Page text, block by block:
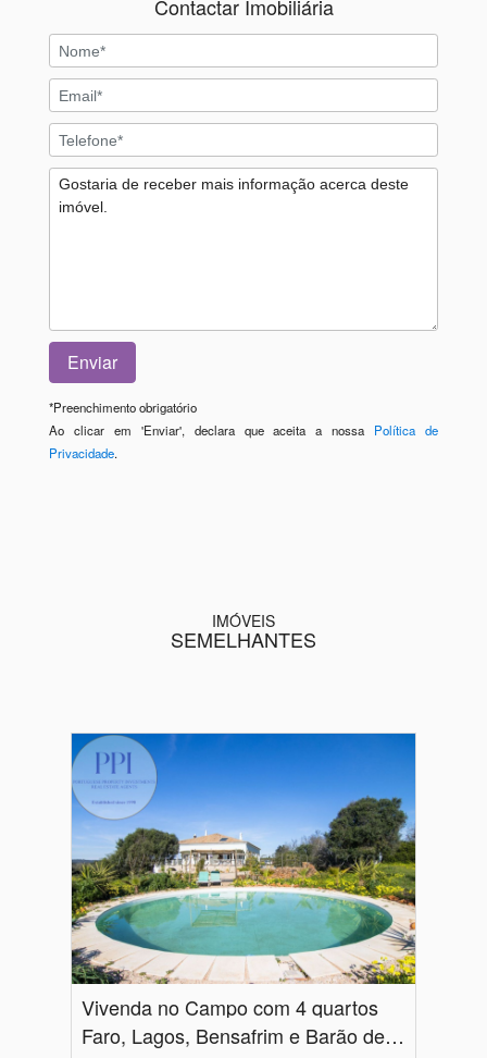
Contactar Imobiliária
*Preenchimento obrigatório
Ao clicar em 'Enviar', declara que aceita a nossa Política de
Privacidade.
IMÓVEIS
SEMELHANTES
Vivenda no Campo com 4 quartos
Faro, Lagos, Bensafrim e Barão de São João